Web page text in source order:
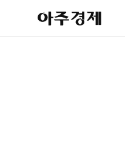
아
주
제